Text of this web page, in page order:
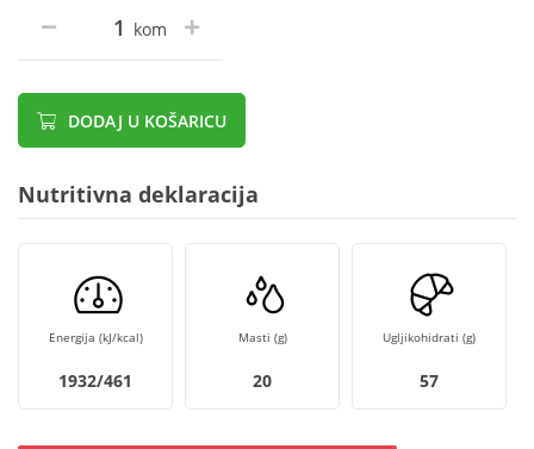
kom
DODAJ U KOŠARICU
Nutritivna deklaracija
Energija (kJ/kcal)
1932/461
Masti (g)
20
Ugljikohidrati (g)
57